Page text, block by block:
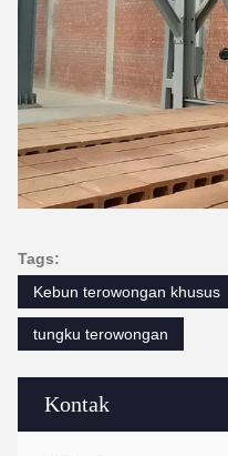
Kontak
Tags:
Kebun terowongan khusus
tungku terowongan